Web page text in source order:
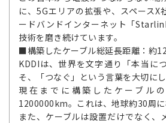
に、5Gエリアの拡張や、スペースX
ードバンドインターネット「
技術を磨き続けています。
■構築したケーブル総延長距離：約
KDDIは、世界を文字通り「本当に
そ、「つなぐ」という言葉を大切にし
現在までに構築したケーブル
1200000km。これは、地球約30周に
また、ケーブルは設置だけでなく、